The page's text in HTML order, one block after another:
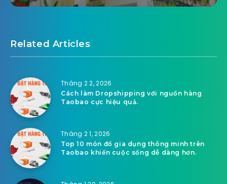
Related Articles
Tháng 2 2, 2026
Cách làm Dropshipping với nguồn hàng
Taobao cực hiệu quả.
Tháng 2 1, 2026
Top 10 món đồ gia dụng thông minh trên
Taobao khiến cuộc sống dễ dàng hơn.